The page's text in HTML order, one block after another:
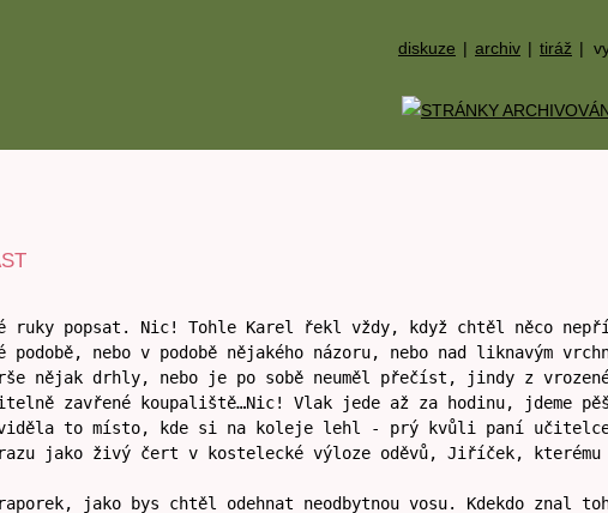
diskuze | archiv | tiráž |
ruky popsat. Nic! Tohle Karel řekl vždy, když chtěl něco
nebo v podobě nějakého názoru, nebo nad liknavým
nějak drhly, nebo je po sobě neuměl přečíst, jindy z
zavřené koupaliště…Nic! Vlak jede až za hodinu, jdeme
to místo, kde si na koleje lehl - prý kvůli paní
jako živý čert v kostelecké výloze oděvů, Jiříček, kterému
jako bys chtěl odehnat neodbytnou vosu. Kdekdo znal